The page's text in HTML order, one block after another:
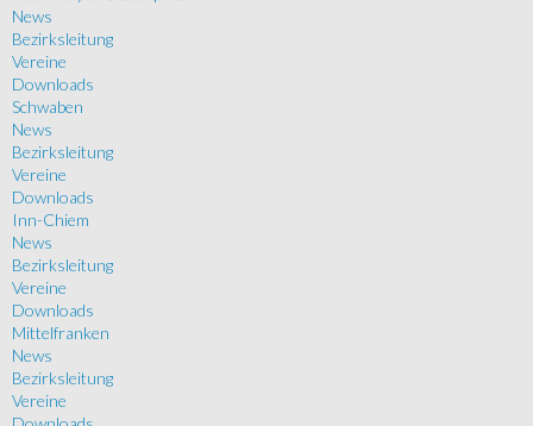
News
Bezirksleitung
Vereine
Downloads
Schwaben
News
Bezirksleitung
Vereine
Downloads
Inn-Chiem
News
Bezirksleitung
Vereine
Downloads
Mittelfranken
News
Bezirksleitung
Vereine